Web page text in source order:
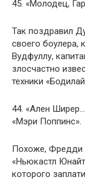
45. «Молодец,
Так поздравил
своего боулера,
Вудфуллу,
злосчастно
техники
44. «Ален
«Мэри Поппинс».
Похоже, Фредди
«Ньюкастл
которого